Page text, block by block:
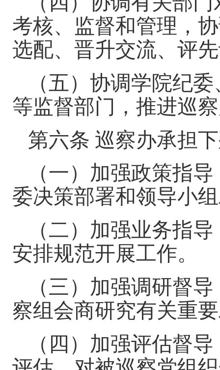
考核、监督和管理，
选配、晋升交流、评
（五）协调学院纪
等监督部门，推进巡
第六条 巡察办承担
（一）加强政策指
委决策部署和领导小
（二）加强业务指
安排规范开展工作。
（三）加强调研督
察组会商研究有关重
（四）加强评估督导